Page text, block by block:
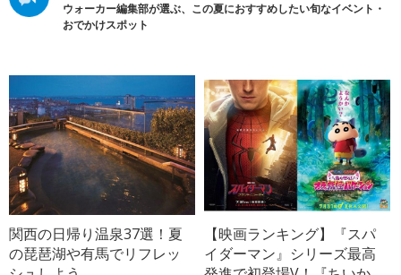
ウォーカー編集部が選ぶ、この夏におすすめしたい旬なイベント・
おでかけスポット
関西の日帰り温泉37選！夏
の琵琶湖や有馬でリフレッ
【映画ランキング】『スパ
イダーマン』シリーズ最高